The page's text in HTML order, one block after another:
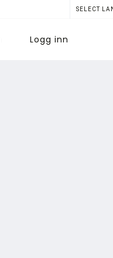
SELECT
Logg inn